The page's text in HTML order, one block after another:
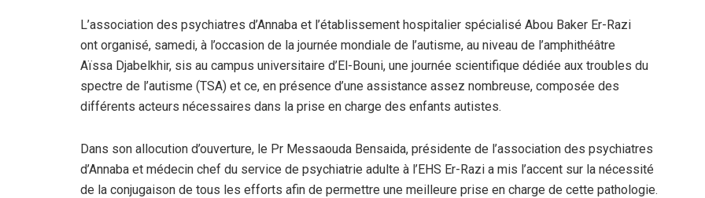
L’association des psychiatres d’Annaba et l’établissement hospitalier spécialisé Abou Baker Er-Razi
ont organisé, samedi, à l’occasion de la journée mondiale de l’autisme, au niveau de l’amphithéâtre
Aïssa Djabelkhir, sis au campus universitaire d’El-Bouni, une journée scientifique dédiée aux troubles du
spectre de l’autisme (TSA) et ce, en présence d’une assistance assez nombreuse, composée des
différents acteurs nécessaires dans la prise en charge des enfants autistes.
Dans son allocution d’ouverture, le Pr Messaouda Bensaida, présidente de l’association des psychiatres
d’Annaba et médecin chef du service de psychiatrie adulte à l’EHS Er-Razi a mis l’accent sur la nécessité
de la conjugaison de tous les efforts afin de permettre une meilleure prise en charge de cette pathologie.